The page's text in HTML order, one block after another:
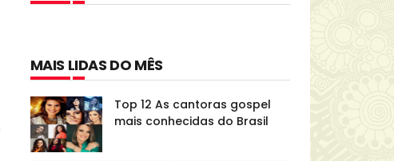
MAIS LIDAS DO MÊS
Top 12 As cantoras gospel
mais conhecidas do Brasil